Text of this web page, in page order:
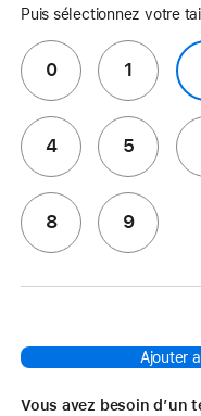
Puis sélectionnez votre
0 1
4 5
8 9
Ajouter
Vous avez besoin d’un